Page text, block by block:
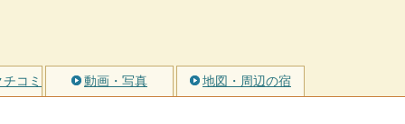
コミ 動画・写真 地図・周辺の宿